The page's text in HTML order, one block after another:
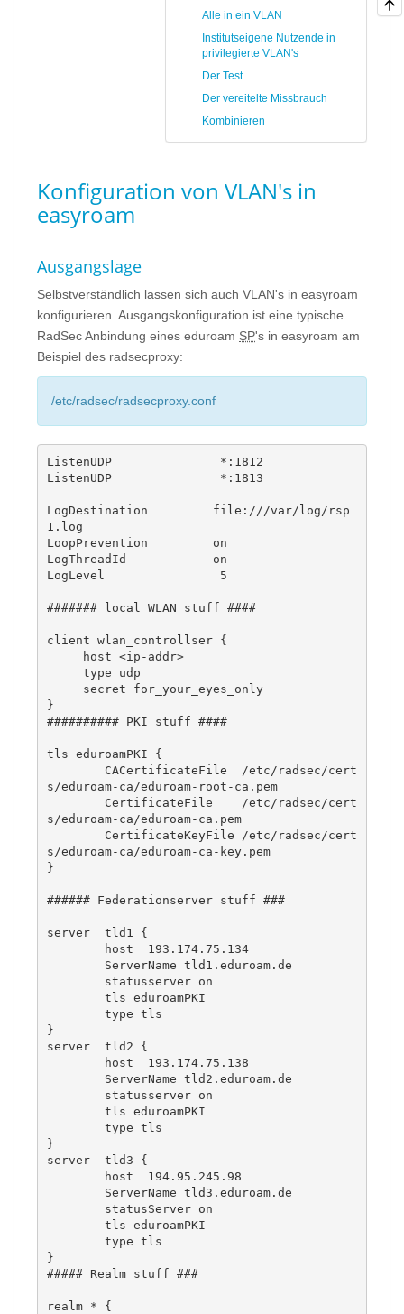
Alle in ein VLAN
Institutseigene Nutzende in
privilegierte VLAN's
Der Test
Der vereitelte Missbrauch
Kombinieren
Konfiguration von VLAN's in
easyroam
Ausgangslage
Selbstverständlich lassen sich auch VLAN's in easyroam
konfigurieren. Ausgangskonfiguration ist eine typische
RadSec Anbindung eines eduroam SP's in easyroam am
Beispiel des radsecproxy:
/etc/radsec/radsecproxy.conf
ListenUDP               *:1812
ListenUDP               *:1813
LogDestination         file:///var/log/rsp
1.log
LoopPrevention         on
LogThreadId            on
LogLevel                5
####### local WLAN stuff ####
client wlan_controllser {
}
########## PKI stuff ####
tls eduroamPKI {
s/eduroam-ca/eduroam-root-ca.pem
s/eduroam-ca/eduroam-ca.pem
s/eduroam-ca/eduroam-ca-key.pem
}
###### Federationserver stuff ###
server  tld1 {
}
server  tld2 {
}
server  tld3 {
}
##### Realm stuff ###
realm * {